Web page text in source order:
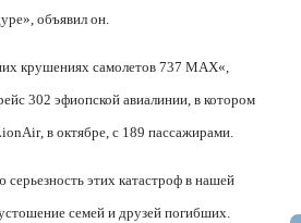
объявил он.
крушениях самолетов 737 MAX«,
302 эфиопской авиалинии, в котором
Air, в октябре, с 189 пассажирами.
этих катастроф в нашей
семей и друзей погибших.